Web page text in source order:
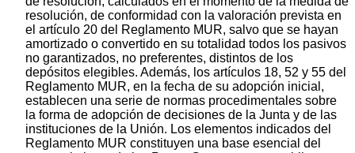
resolución, de conformidad con la valoración prevista en
el artículo 20 del Reglamento MUR, salvo que se hayan
amortizado o convertido en su totalidad todos los pasivos
no garantizados, no preferentes, distintos de los
depósitos elegibles. Además, los artículos 18, 52 y 55 del
Reglamento MUR, en la fecha de su adopción inicial,
establecen una serie de normas procedimentales sobre
la forma de adopción de decisiones de la Junta y de las
instituciones de la Unión. Los elementos indicados del
Reglamento MUR constituyen una base esencial del